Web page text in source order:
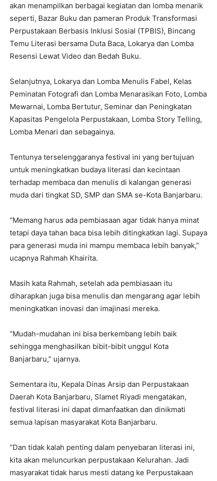
akan menampilkan berbagai kegiatan dan lomba menarik
seperti, Bazar Buku dan pameran Produk Transformasi
Perpustakaan Berbasis Inklusi Sosial (TPBIS), Bincang
Temu Literasi bersama Duta Baca, Lokarya dan Lomba
Resensi Lewat Video dan Bedah Buku.
Selanjutnya, Lokarya dan Lomba Menulis Fabel, Kelas
Peminatan Fotografi dan Lomba Menarasikan Foto, Lomba
Mewarnai, Lomba Bertutur, Seminar dan Peningkatan
Kapasitas Pengelola Perpustakaan, Lomba Story Telling,
Lomba Menari dan sebagainya.
Tentunya terselenggaranya festival ini yang bertujuan
untuk meningkatkan budaya literasi dan kecintaan
terhadap membaca dan menulis di kalangan generasi
muda dari tingkat SD, SMP dan SMA se-Kota Banjarbaru.
“Memang harus ada pembiasaan agar tidak hanya minat
tetapi daya tahan baca bisa lebih ditingkatkan lagi. Supaya
para generasi muda ini mampu membaca lebih banyak,”
ucapnya Rahmah Khairita.
Masih kata Rahmah, setelah ada pembiasaan itu
diharapkan juga bisa menulis dan mengarang agar lebih
meningkatkan inovasi dan imajinasi mereka.
“Mudah-mudahan ini bisa berkembang lebih baik
sehingga menghasilkan bibit-bibit unggul Kota
Banjarbaru,” ujarnya.
Sementara itu, Kepala Dinas Arsip dan Perpustakaan
Daerah Kota Banjarbaru, Slamet Riyadi mengatakan,
festival literasi ini dapat dimanfaatkan dan dinikmati
semua lapisan masyarakat Kota Banjarbaru.
“Dan tidak kalah penting dalam penyebaran literasi ini,
kita akan meluncurkan perpustakaan Kelurahan. Jadi
masyarakat tidak harus mesti datang ke Perpustakaan